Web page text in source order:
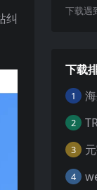
纠 下载遇
下载
1
2
3
4